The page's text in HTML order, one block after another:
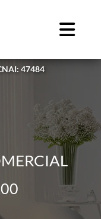
47484